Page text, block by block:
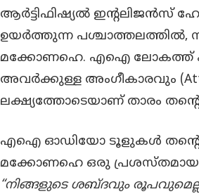
ആർട്ടിഫിഷ്യൽ ഇന്റലിജൻസ്
ഉയർത്തുന്ന പശ്ചാത്തലത്തിൽ,
മക്കോണഹെ. എഐ ലോകത്ത്
അവർക്കുള്ള അംഗീകാരവും
ലക്ഷ്യത്തോടെയാണ് താരം
എഐ ഓഡിയോ ടൂളുകൾ തന്റെ
മക്കോണഹെ ഒരു പ്രശസ്തമായ
“നിങ്ങളുടെ ശബ്ദവും